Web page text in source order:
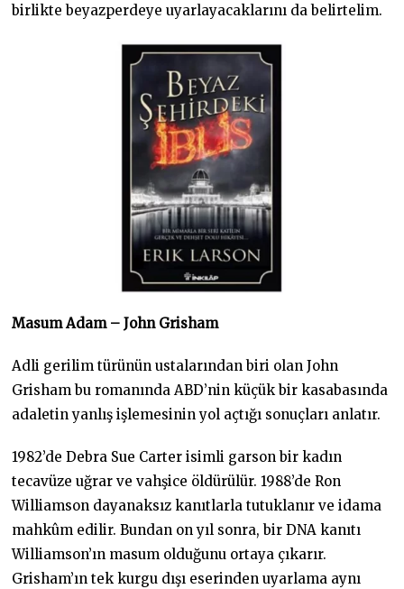
birlikte beyazperdeye uyarlayacaklarını da belirtelim.
Masum Adam – John Grisham
Adli gerilim türünün ustalarından biri olan John
Grisham bu romanında ABD’nin küçük bir kasabasında
adaletin yanlış işlemesinin yol açtığı sonuçları anlatır.
1982’de Debra Sue Carter isimli garson bir kadın
tecavüze uğrar ve vahşice öldürülür. 1988’de Ron
Williamson dayanaksız kanıtlarla tutuklanır ve idama
mahkûm edilir. Bundan on yıl sonra, bir DNA kanıtı
Williamson’ın masum olduğunu ortaya çıkarır.
Grisham’ın tek kurgu dışı eserinden uyarlama aynı